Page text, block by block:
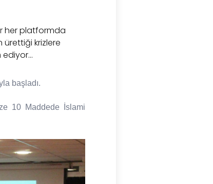
her platformda
ürettiği krizlere
başladı.
10 Maddede İslami